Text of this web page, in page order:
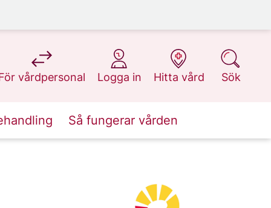
vårdpersonal
på 1177.se
Logga in
på 1177.se
Hitta vård
på 1177.se
Sök
på 1177.se
Så fungerar vården